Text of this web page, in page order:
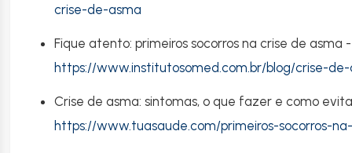
crise-de-asma
Fique atento: primeiros socorros na crise de asma
https://www.institutosomed.com.br/blog/crise-
Crise de asma: sintomas, o que fazer e como
https://www.tuasaude.com/primeiros-socorros-